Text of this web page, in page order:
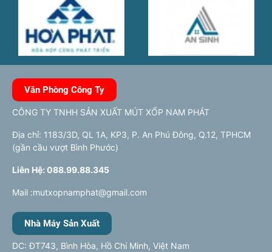
Văn Phòng Công Ty
CÔNG TY TNHH SẢN XUẤT MÚT XỐP NAM PHÁT
Địa chỉ: 1183/3D, QL 1A, KP3, P. An Phú Đông, Q.12, TPHCM
(gần cầu vượt Bình Phước)
Liên Hệ: 088.99.88.345
Mail :mutxopnamphat@gmail.com
Nhà Máy Sản Xuất
DC: ĐT743, Bình Hòa, Hồ Chí Minh, Việt Nam